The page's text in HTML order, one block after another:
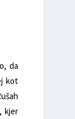
da
kot
kjer